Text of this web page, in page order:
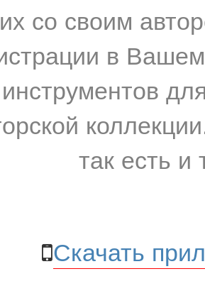
их со своим
в
инструментов
так есть и
Скачать